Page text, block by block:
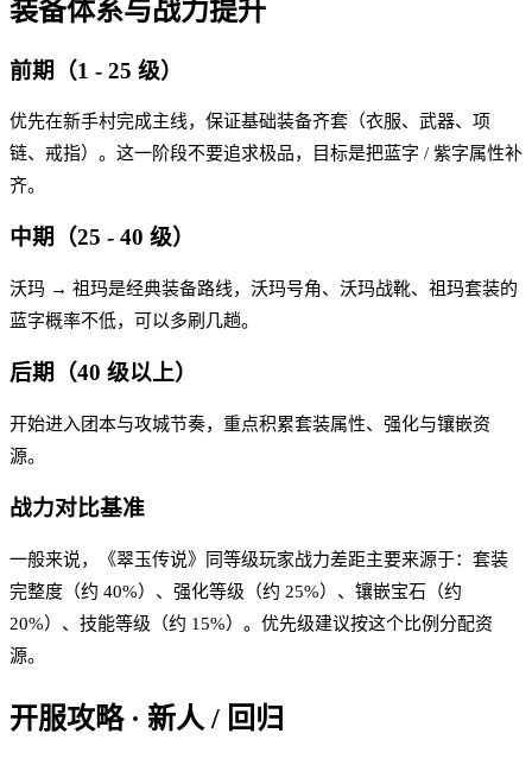
装备体系与战力提升
前期（1 - 25 级）
优先在新手村完成主线，保证基础装备齐套（衣服、武器、项
链、戒指）。这一阶段不要追求极品，目标是把蓝字 / 紫字属性补
齐。
中期（25 - 40 级）
沃玛 → 祖玛是经典装备路线，沃玛号角、沃玛战靴、祖玛套装的
蓝字概率不低，可以多刷几趟。
后期（40 级以上）
开始进入团本与攻城节奏，重点积累套装属性、强化与镶嵌资
源。
战力对比基准
一般来说，《翠玉传说》同等级玩家战力差距主要来源于：套装
完整度（约 40%）、强化等级（约 25%）、镶嵌宝石（约
20%）、技能等级（约 15%）。优先级建议按这个比例分配资
源。
开服攻略 · 新人 / 回归